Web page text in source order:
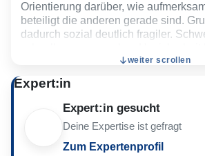
Expert:in
Expert:in gesucht
Deine Expertise ist gefragt
Zum Expertenprofil
Orientierung darüber, wie
beteiligt die anderen gerade sind.
dadurch sozial deutlich fragiler.
leichter aus und Beteiligung verteilt
ungleicher.
Genau deshalb brauchen
deutlich bewusstere Formen von
Rückmeldung. Nicht permanente
sondern kleine soziale Signale, die
anderen sind noch da, reagieren und
weiter scrollen